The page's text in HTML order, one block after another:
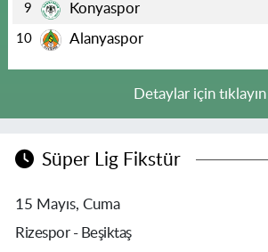
9 Konyaspor
10 Alanyaspor
Detaylar için tıklayın
Süper Lig Fikstür
15 Mayıs, Cuma
Rizespor - Beşiktaş